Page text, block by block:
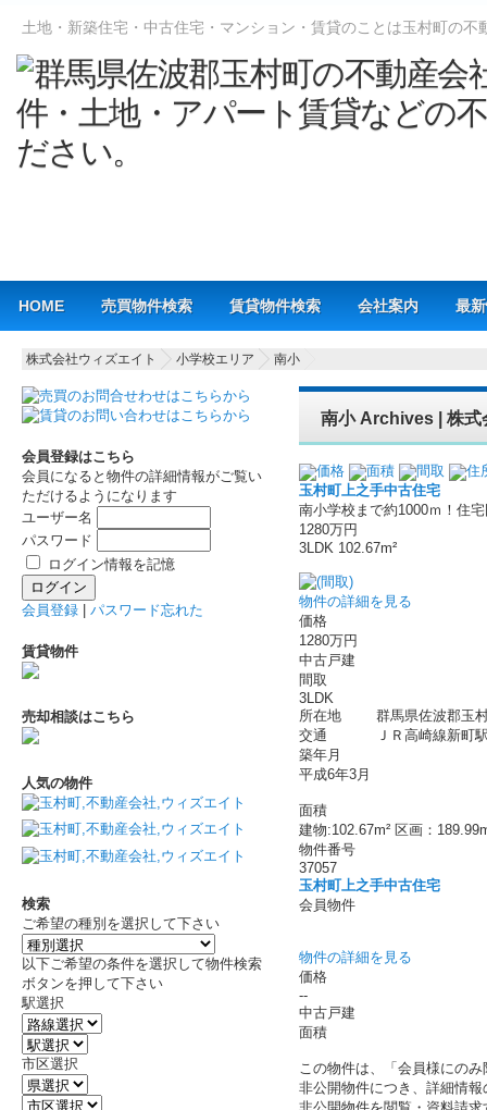
土地・新築住宅・中古住宅・マンション・賃貸のことは玉村町の
HOME 売買物件検索 賃貸物件検索 会社案内 最
株式会社ウィズエイト 小学校エリア 南小
南小 Archives | 株式
価格 面積 間取
住
玉村町上之手中古住宅
南小学校まで約1000ｍ！住
1280万円
3LDK 102.67m²
物件の詳細を見る
価格
1280万円
中古戸建
間取
3LDK
所在地
群馬県佐波郡玉
交通
ＪＲ高崎線新町
築年月
平成6年3月
面積
建物:102.67m² 区画：
物件番号
37057
玉村町上之手中古住宅
会員物件
物件の詳細を見る
価格
--
中古戸建
面積
この物件は、「会員様にの
非公開物件につき、詳細情
会員登録はこちら
会員になると物件の詳細情報がご覧い
ただけるようになります
ユーザー名
パスワード
ログイン情報を記憶
会員登録 | パスワード忘れた
賃貸物件
売却相談はこちら
人気の物件
検索
ご希望の種別を選択して下さい
以下ご希望の条件を選択して物件検索
ボタンを押して下さい
駅選択
市区選択